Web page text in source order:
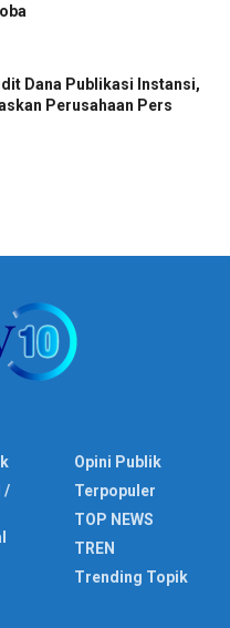
Dana Publikasi Instansi,
Perusahaan Pers
/
Opini Publik
Terpopuler
TOP NEWS
TREN
Trending Topik